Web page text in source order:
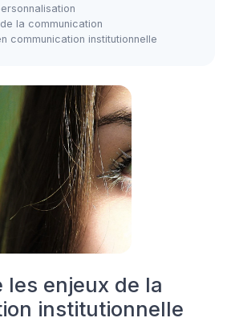
la communication
communication institutionnelle
les enjeux de la
institutionnelle